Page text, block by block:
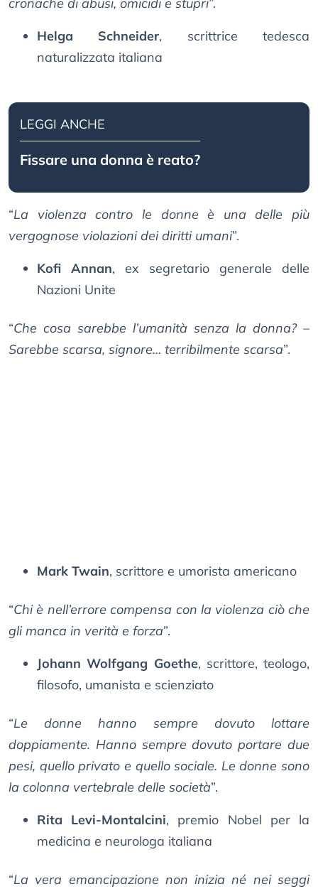
cronache di abusi, omicidi e stupri”.
Helga Schneider, scrittrice tedesca
naturalizzata italiana
LEGGI ANCHE
Fissare una donna è reato?
“La violenza contro le donne è una delle più
vergognose violazioni dei diritti umani”.
Kofi Annan, ex segretario generale delle
Nazioni Unite
“Che cosa sarebbe l’umanità senza la donna? –
Sarebbe scarsa, signore… terribilmente scarsa”.
Mark Twain, scrittore e umorista americano
“Chi è nell’errore compensa con la violenza ciò che
gli manca in verità e forza”.
Johann Wolfgang Goethe, scrittore, teologo,
filosofo, umanista e scienziato
“Le donne hanno sempre dovuto lottare
doppiamente. Hanno sempre dovuto portare due
pesi, quello privato e quello sociale. Le donne sono
la colonna vertebrale delle società”.
Rita Levi-Montalcini, premio Nobel per la
medicina e neurologa italiana
“La vera emancipazione non inizia né nei seggi